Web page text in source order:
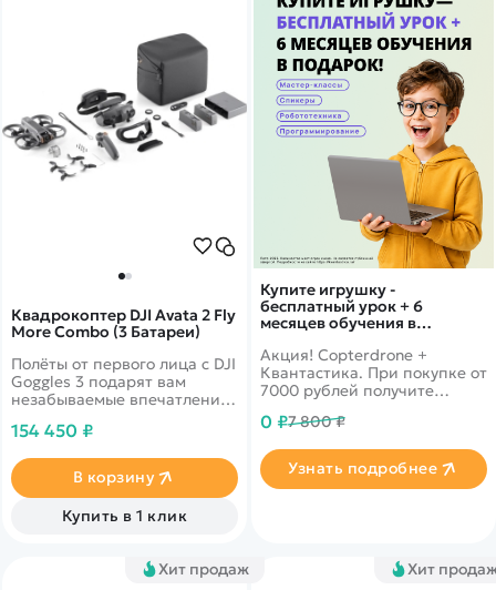
Купите игрушку -
бесплатный урок + 6
месяцев обучения в
Акция! Copterdrone +
Квантастика. При покупке от
7000 рублей получите
нашего партнера
0 ₽7 800 ₽
Узнать подробнее
Квадрокоптер DJI Avata 2 Fly
More Combo (3 Батареи)
Полёты от первого лица с DJI
Goggles 3 подарят вам
незабываемые впечатления.
высококачественным
минимальной задержкой
видео. Функция Real View
PiP позволяет
просматривать изображение
154 450 ₽
В корзину
Купить в 1 клик
Хит продаж Хит